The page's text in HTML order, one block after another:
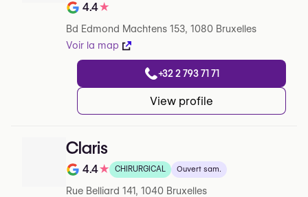
Note de sur 5 sur Google
4.4★
Bd Edmond Machtens 153, 1080 Bruxelles
Voir la map
+32 2 793 71 71
View profile
Claris
Note de sur 5 sur Google
4.4★ CHIRURGICAL Ouvert sam.
Rue Belliard 141, 1040 Bruxelles